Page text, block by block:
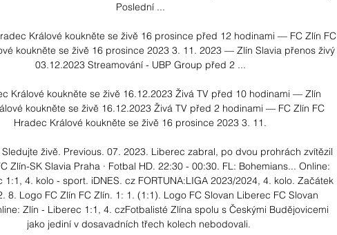
Poslední ...
Králové koukněte se živě 16 prosince před 12 hodinami — FC Zlín FC
koukněte se živě 16 prosince 2023 3. 11. 2023 — Zlín Slavia přenos živý
03.12.2023 Streamování - UBP Group před 2 ...
Králové koukněte se živě 16.12.2023 Živá TV před 10 hodinami — Zlín
koukněte se živě 16.12.2023 Živá TV před 2 hodinami — FC Zlín FC
Hradec Králové koukněte se živě 16 prosince 2023 3. 11.
živě. Previous. 07. 2023. Liberec zabral, po dvou prohrách zvítězil
Zlín-SK Slavia Praha · Fotbal HD. 22:30 - 00:30. FL: Bohemians... Online:
1:1, 4. kolo - sport. iDNES. cz FORTUNA:LIGA 2023/2024, 4. kolo. Začátek
8. Logo FC Zlín FC Zlín. 1: 1. (1:1). Logo FC Slovan Liberec FC Slovan
Zlín - Liberec 1:1, 4. czFotbalisté Zlína spolu s Českými Budějovicemi
jako jediní v dosavadních třech kolech nebodovali.